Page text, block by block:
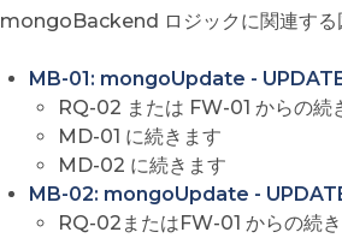
mongoBackend ロジックに関連す
MB-01: mongoUpdate -
RQ-02 または FW-01 からの続
MD-01 に続きます
MD-02 に続きます
MB-02: mongoUpdate -
RQ-02またはFW-01 からの続